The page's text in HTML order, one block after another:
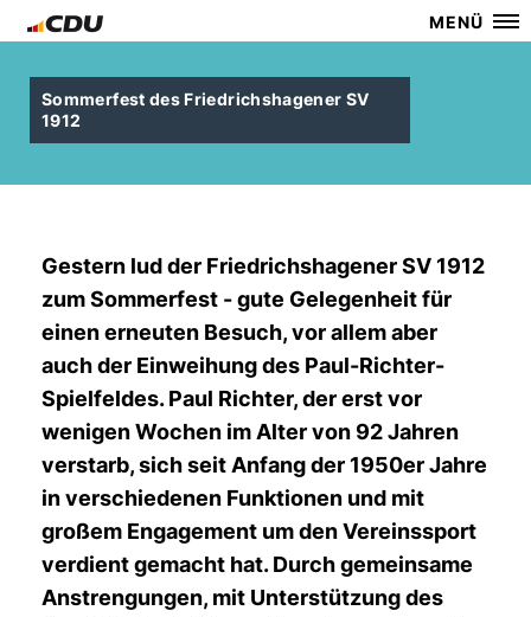
MENÜ
Sommerfest des Friedrichshagener SV
1912
Gestern lud der Friedrichshagener SV 1912
zum Sommerfest - gute Gelegenheit für
einen erneuten Besuch, vor allem aber
auch der Einweihung des Paul-Richter-
Spielfeldes. Paul Richter, der erst vor
wenigen Wochen im Alter von 92 Jahren
verstarb, sich seit Anfang der 1950er Jahre
in verschiedenen Funktionen und mit
großem Engagement um den Vereinssport
verdient gemacht hat. Durch gemeinsame
Anstrengungen, mit Unterstützung des